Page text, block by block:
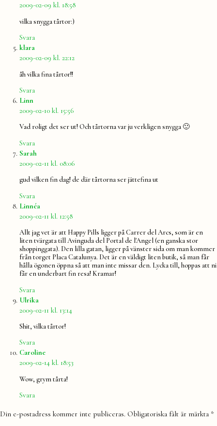
2009-02-09 kl. 18:58
vilka snygga tårtor:)
Svara
klara
2009-02-09 kl. 22:12
åh vilka fina tårtor!!
Svara
Linn
2009-02-10 kl. 15:56
Vad roligt det ser ut! Och tårtorna var ju verkligen snygga 🙂
Svara
Sarah
2009-02-11 kl. 08:06
gud vilken fin dag! de där tårtorna ser jättefina ut
Svara
Linnéa
2009-02-11 kl. 12:58
Allt jag vet är att Happy Pills ligger på Carrer del Arcs, som är en
liten tvärgata till Avinguda del Portal de l'Angel (en ganska stor
shoppinggata). Den lilla gatan, ligger på vänster sida om man kommer
från torget Placa Catalunya. Det är en väldigt liten butik, så man får
hålla ögonen öppna så att man inte missar den. Lycka till, hoppas att ni
får en underbart fin resa! Kramar!
Svara
Ulrika
2009-02-11 kl. 13:14
Shit, vilka tårtor!
Svara
Carolinesäger:
2009-02-14 kl. 18:53
Wow, grym tårta!
Svara
Lämna
Din e-postadress kommer inte publiceras. Obligatoriska fält är märkta *